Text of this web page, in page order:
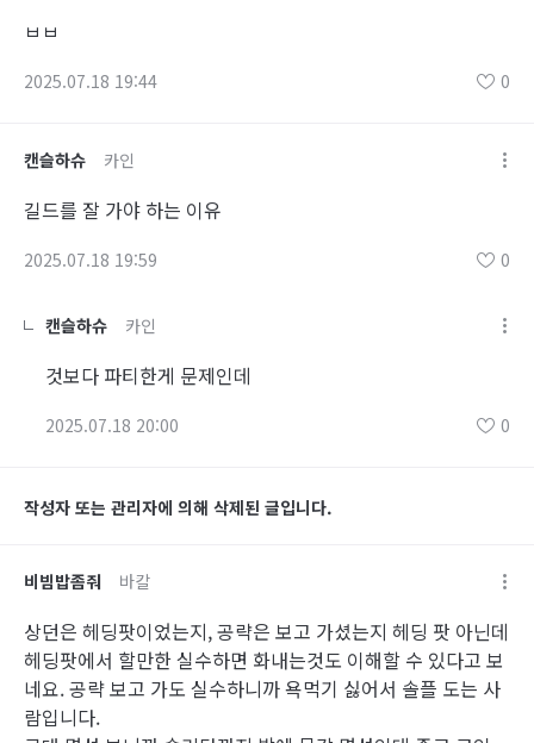
ㅂㅂ
2025.07.18 19:44 0
캔슬하슈 카인
길드를 잘 가야 하는 이유
2025.07.18 19:59 0
캔슬하슈 카인
것보다 파티한게 문제인데
2025.07.18 20:00 0
작성자 또는 관리자에 의해 삭제된 글입니다.
비빔밥좀줘 바칼
상던은 헤딩팟이었는지, 공략은 보고 가셨는지 헤딩 팟 아닌데
헤딩팟에서 할만한 실수하면 화내는것도 이해할 수 있다고 보
네요. 공략 보고 가도 실수하니까 욕먹기 싫어서 솔플 도는 사
람입니다.